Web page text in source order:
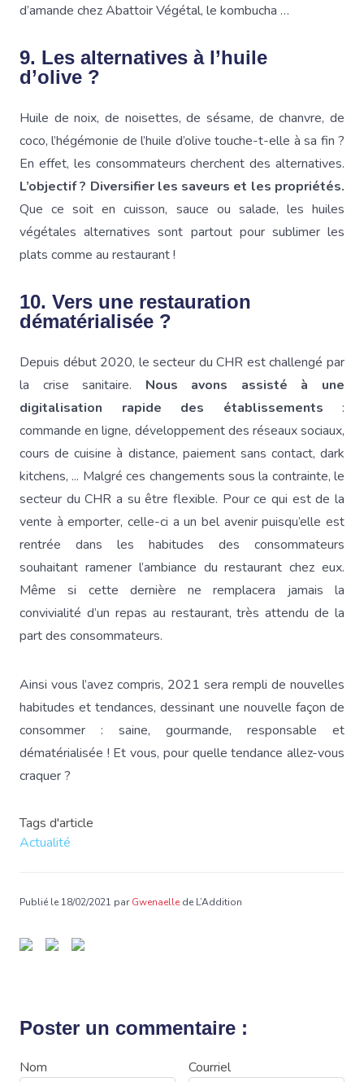
d’amande chez Abattoir Végétal, le kombucha …
9. Les alternatives à l’huile
d’olive ?
Huile de noix, de noisettes, de sésame, de chanvre, de
coco, l’hégémonie de l’huile d’olive touche-t-elle à sa fin ?
En effet, les consommateurs cherchent des alternatives.
L’objectif ? Diversifier les saveurs et les propriétés.
Que ce soit en cuisson, sauce ou salade, les huiles
végétales alternatives sont partout pour sublimer les
plats comme au restaurant !
10. Vers une restauration
dématérialisée ?
Depuis début 2020, le secteur du CHR est challengé par
la crise sanitaire. Nous avons assisté à une
digitalisation rapide des établissements :
commande en ligne, développement des réseaux sociaux,
cours de cuisine à distance, paiement sans contact, dark
kitchens, ... Malgré ces changements sous la contrainte, le
secteur du CHR a su être flexible. Pour ce qui est de la
vente à emporter, celle-ci a un bel avenir puisqu’elle est
rentrée dans les habitudes des consommateurs
souhaitant ramener l’ambiance du restaurant chez eux.
Même si cette dernière ne remplacera jamais la
convivialité d’un repas au restaurant, très attendu de la
part des consommateurs.
Ainsi vous l’avez compris, 2021 sera rempli de nouvelles
habitudes et tendances, dessinant une nouvelle façon de
consommer : saine, gourmande, responsable et
dématérialisée ! Et vous, pour quelle tendance allez-vous
craquer ?
Tags d'article
Actualité
Publié le 18/02/2021 parGwenaelle de L’Addition
Poster un commentaire :
Nom Courriel